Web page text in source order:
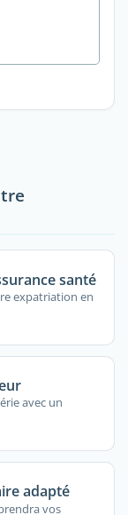
santé
expatriation en
avec un
adapté
vos